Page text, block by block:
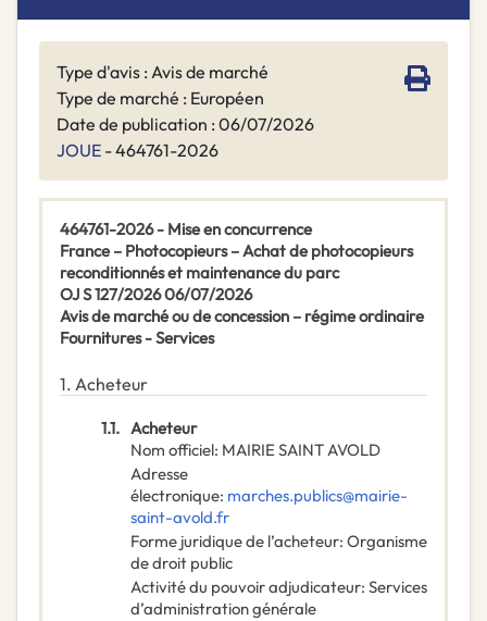
Type d'avis : Avis de marché
Type de marché : Européen
Date de publication : 06/07/2026
JOUE - 464761-2026
464761-2026 - Mise en concurrence
France – Photocopieurs – Achat de photocopieurs
reconditionnés et maintenance du parc
OJ S 127/2026 06/07/2026
Avis de marché ou de concession – régime ordinaire
Fournitures -Services
1. Acheteur
1.1. Acheteur
Nom officiel: MAIRIE SAINT AVOLD
Adresse
électronique: marches.publics@mairie-
saint-avold.fr
Forme juridique de l’acheteur: Organisme
de droit public
Activité du pouvoir adjudicateur: Services
d’administration générale